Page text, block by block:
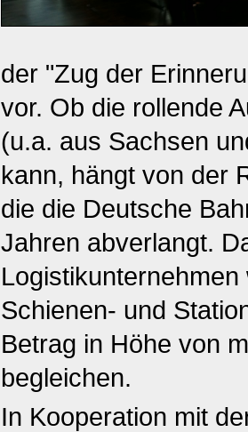
der "Zug der
vor. Ob die rollende
(u.a. aus Sachsen
kann, hängt von der
die die Deutsche
Jahren abverlangt.
Schienen- und
Betrag in Höhe von
begleichen.
In Kooperation mit